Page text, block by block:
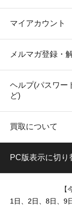
マイアカウント
メルマガ登録・
ヘルプ(パスワー
ど)
買取について
PC版表示に切り
【
1日、2日、8日、9